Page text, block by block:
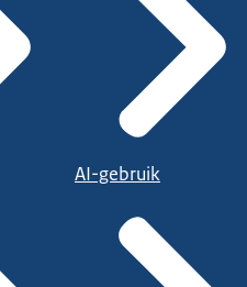
AI-gebruik